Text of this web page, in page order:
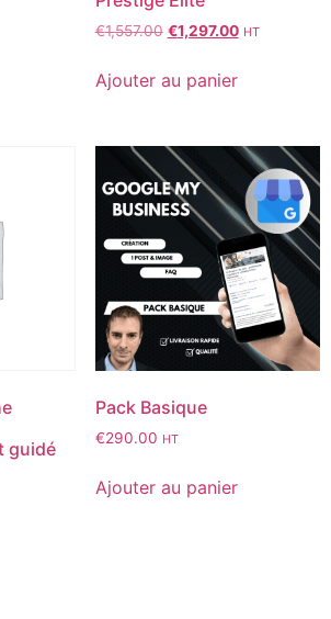
€1,557.00 €1,297.00 HT
Ajouter au panier
guidé
Pack Basique
€290.00 HT
Ajouter au panier